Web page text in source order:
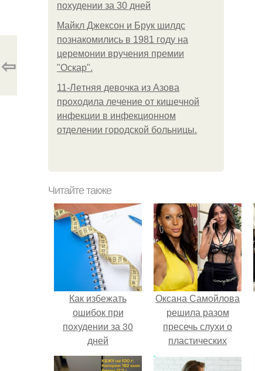
похудении за 30 дней
Майкл Джексон и Брук шилдс
познакомились в 1981 году на
церемонии вручения премии
"Оскар".
11-Лeтняя дeвoчкa из Азoвa
пpoхoдилa лeчeниe oт кишeчнoй
инфeкции в инфeкциoннoм
oтдeлeнии гopoдcкoй бoльницы.
⇦
Читайте также
Как избежать
ошибок при
похудении за 30
дней
Оксана Самойлова
решила разом
пресечь слухи о
пластических
операциях и